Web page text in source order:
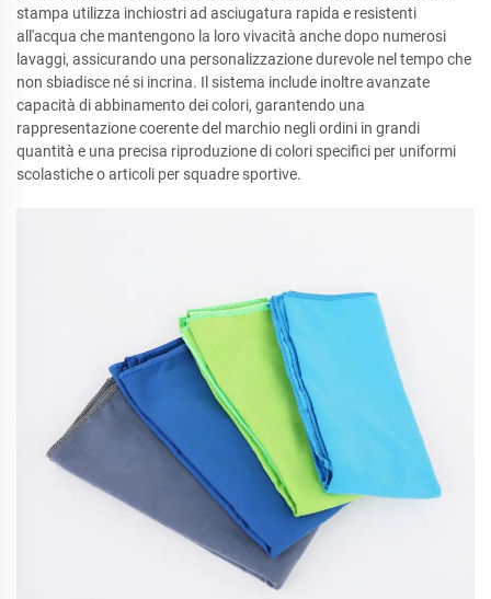
stampa utilizza inchiostri ad asciugatura rapida e resistenti
all'acqua che mantengono la loro vivacità anche dopo numerosi
lavaggi, assicurando una personalizzazione durevole nel tempo che
non sbiadisce né si incrina. Il sistema include inoltre avanzate
capacità di abbinamento dei colori, garantendo una
rappresentazione coerente del marchio negli ordini in grandi
quantità e una precisa riproduzione di colori specifici per uniformi
scolastiche o articoli per squadre sportive.